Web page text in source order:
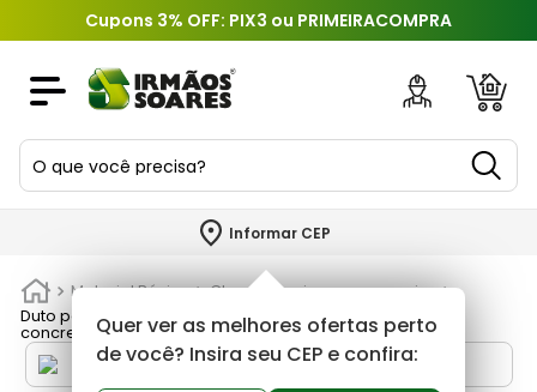
Cupons 3% OFF: PIX3 ou PRIMEIRACOMPRA
O que você precisa?
Informar CEP
Quer ver as melhores ofertas perto
de você? Insira seu CEP e confira:
Material Básico
Churrasqueiras e acessorios
Duto para Churrasqueira 30x30x25cm Pré-moldado Lisa
concreto Bratific
TERMOS MAIS BUSCADOS
2º
3º
porta